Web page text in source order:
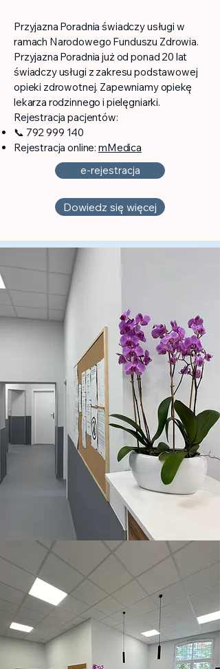
Przyjazna Poradnia świadczy usługi w
ramach Narodowego Funduszu Zdrowia.
Przyjazna Poradnia już od ponad 20 lat
świadczy usługi z zakresu podstawowej
opieki zdrowotnej. Zapewniamy opiekę
lekarza rodzinnego i pielęgniarki.
Rejestracja pacjentów:
📞 792 999 140
Rejestracja online: mMedica
e-rejestracja
Dowiedz się więcej